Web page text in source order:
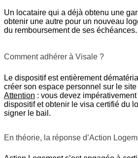
Un locataire qui a déjà obtenu une
obtenir une autre pour un nouveau
du remboursement de ses échéances.
Comment adhérer à Visale ?
Le dispositif est entièrement
créer son espace personnel sur le
Attention : vous devez
dispositif et obtenir le visa certifié du
signer le bail.
En théorie, la réponse d’Action